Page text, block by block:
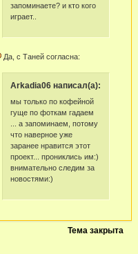
запоминаете? и кто кого
играет..
Да, с Таней согласна:
Arkadia06 написал(а):
мы только по кофейной
гуще по фоткам гадаем
... а запоминаем, потому
что наверное уже
заранее нравится этот
проект... прониклись им:)
внимательно следим за
новостями:)
Тема закрыта